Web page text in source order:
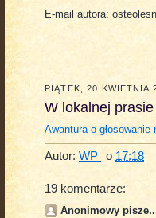
E-mail autora:
PIĄTEK, 20 KWIETNIA
W lokalnej
Awantura o
Autor: WP o 17:18
19 komentarze:
Anonimowy